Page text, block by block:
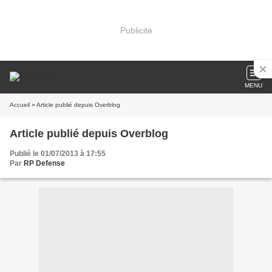
Publicité
MENU
Accueil » Article publié depuis Overblog
Article publié depuis Overblog
Publié le 01/07/2013 à 17:55
Par RP Defense